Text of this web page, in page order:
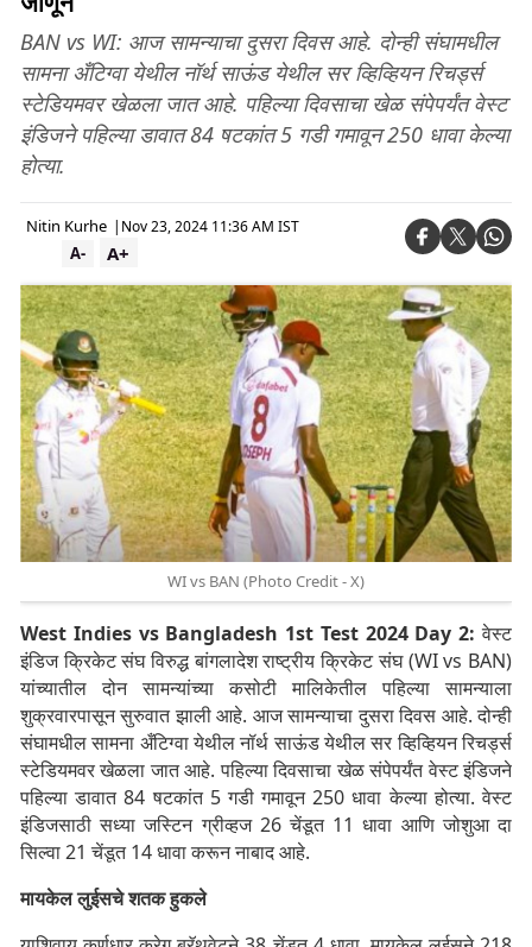
BAN vs WI: आज सामन्याचा दुसरा दिवस आहे. दोन्ही संघामधील
सामना अँटिग्वा येथील नॉर्थ साऊंड येथील सर व्हिव्हियन रिचर्ड्स
स्टेडियमवर खेळला जात आहे. पहिल्या दिवसाचा खेळ संपेपर्यंत वेस्ट
इंडिजने पहिल्या डावात 84 षटकांत 5 गडी गमावून 250 धावा केल्या
होत्या.
Nitin Kurhe | Nov 23, 2024 11:36 AM IST
A+
A-
WI vs BAN (Photo Credit - X)
West Indies vs Bangladesh 1st Test 2024 Day 2: वेस्ट
इंडिज क्रिकेट संघ विरुद्ध बांगलादेश राष्ट्रीय क्रिकेट संघ (WI vs BAN)
यांच्यातील दोन सामन्यांच्या कसोटी मालिकेतील पहिल्या सामन्याला
शुक्रवारपासून सुरुवात झाली आहे. आज सामन्याचा दुसरा दिवस आहे. दोन्ही
संघामधील सामना अँटिग्वा येथील नॉर्थ साऊंड येथील सर व्हिव्हियन रिचर्ड्स
स्टेडियमवर खेळला जात आहे. पहिल्या दिवसाचा खेळ संपेपर्यंत वेस्ट इंडिजने
पहिल्या डावात 84 षटकांत 5 गडी गमावून 250 धावा केल्या होत्या. वेस्ट
इंडिजसाठी सध्या जस्टिन ग्रीव्हज 26 चेंडूत 11 धावा आणि जोशुआ दा
सिल्वा 21 चेंडूत 14 धावा करून नाबाद आहे.
मायकेल लुईसचे शतक हुकले